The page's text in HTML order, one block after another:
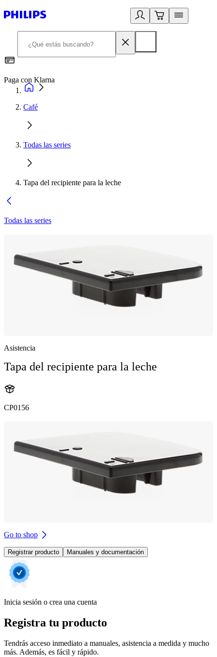
Paga con Klarna
Café
Todas las series
Tapa del recipiente para la leche
Todas las series
Asistencia
Tapa del recipiente para la leche
CP0156
Go to shop
Registrar producto Manuales y documentación
Inicia sesión o crea una cuenta
Registra tu producto
Tendrás acceso inmediato a manuales, asistencia a medida y mucho
más. Además, es fácil y rápido.